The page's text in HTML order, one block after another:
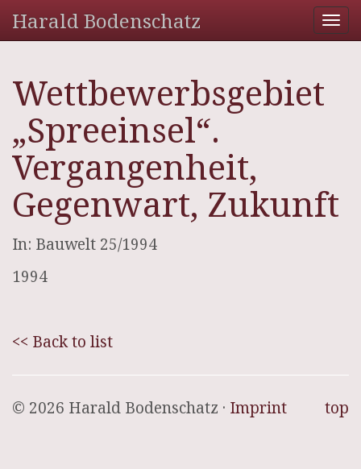
Harald Bodenschatz
Wettbewerbsgebiet
„Spreeinsel“.
Vergangenheit,
Gegenwart, Zukunft
In: Bauwelt 25/1994
1994
<< Back to list
top
© 2026 Harald Bodenschatz · Imprint